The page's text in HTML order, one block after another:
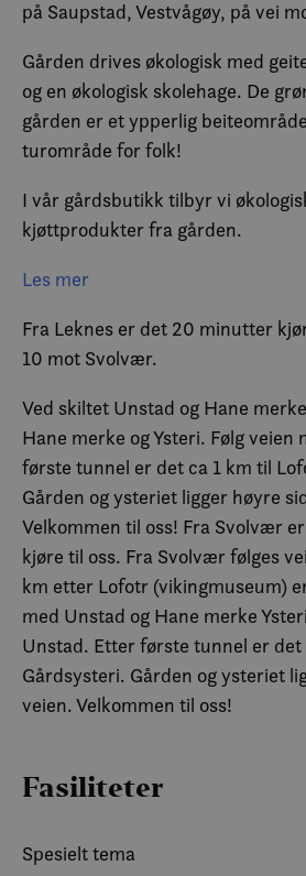
på Saupstad, Vestvågøy, på vei
Gården drives økologisk med
og en økologisk skolehage. De
gården er et ypperlig
turområde for folk!
I vår gårdsbutikk tilbyr vi
kjøttprodukter fra gården.
I tillegg selger vi forskjellige typer
retter i gårdskafeen. Vi serverer
friske drikker og lunsjretter.
Hvis du skal på fjell tur eller
gjerne en fersk matpakke til deg!
Vi tilbyr mini kurs og workshops
Velkommen til oss!
Facebook / Instagram: Lofoten
Les mer
Fra Leknes er det 20 minutter
10 mot Svolvær.
Ved skiltet Unstad og Hane
Hane merke og Ysteri. Følg
første tunnel er det ca 1 km til
Gården og ysteriet ligger høyre
Velkommen til oss! Fra Svolvær
kjøre til oss. Fra Svolvær følges
km etter Lofotr (vikingmuseum)
med Unstad og Hane merke
Unstad. Etter første tunnel er det
Gårdsysteri. Gården og ysteriet
veien. Velkommen til oss!
Fasiliteter
Spesielt tema